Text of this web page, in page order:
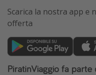
Scarica la nostra app e
offerta
PiratinViaggio fa